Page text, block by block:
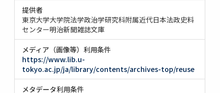
提供者
東京大学大学院法学政治学研究科附属近代日本法政史料
センター明治新聞雑誌文庫
メディア（画像等）利用条件
https://www.lib.u-
tokyo.ac.jp/ja/library/contents/archives-top/reuse
メタデータ利用条件